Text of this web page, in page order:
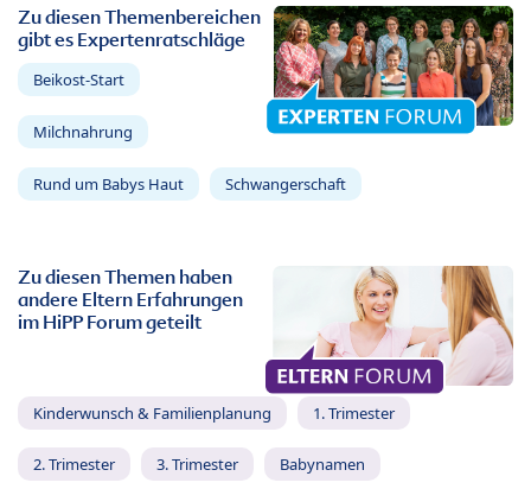
Zu diesen Themenbereichen
gibt es Expertenratschläge
Beikost-Start
Milchnahrung
Rund um Babys Haut Schwangerschaft
Zu diesen Themen haben
andere Eltern Erfahrungen
im HiPP Forum geteilt
Kinderwunsch & Familienplanung 1. Trimester
2. Trimester 3. Trimester Babynamen